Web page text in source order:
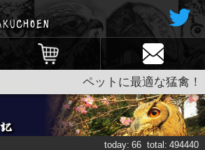
ペットに最適な猛禽！
today: 66 total: 494440